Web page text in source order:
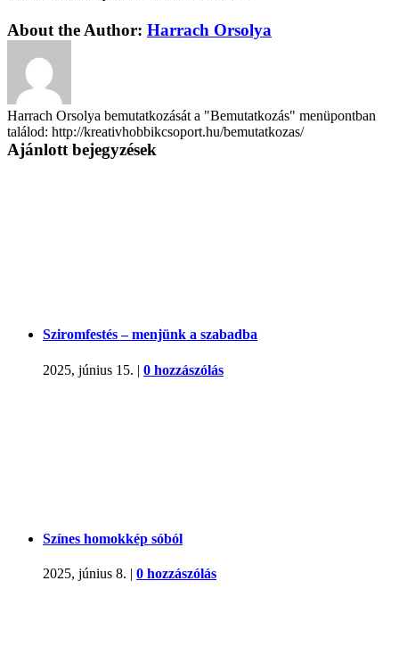
About the Author: Harrach Orsolya
Harrach Orsolya bemutatkozását a "Bemutatkozás" menüpontban
találod: http://kreativhobbikcsoport.hu/bemutatkozas/
Ajánlott bejegyzések
Sziromfestés – menjünk a szabadba
2025, június 15. | 0 hozzászólás
Színes homokkép sóból
2025, június 8. | 0 hozzászólás